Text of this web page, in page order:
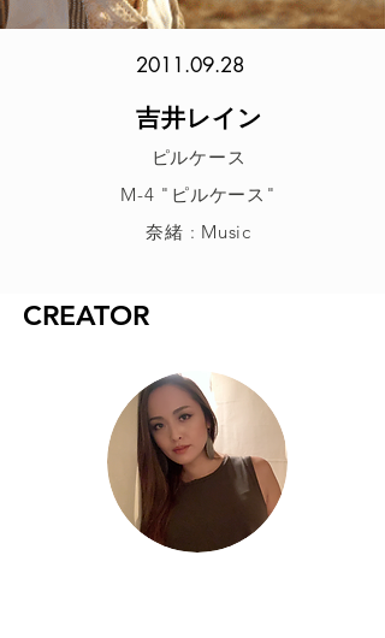
2011.09.28
吉井レイン
ピルケース
M-4 "ピルケース"
奈緒 : Music
CREATOR